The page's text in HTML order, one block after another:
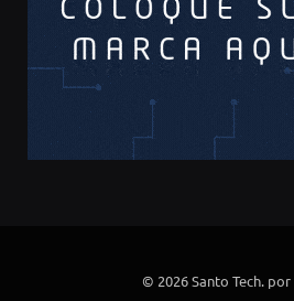
© 2026 Santo Tech. por